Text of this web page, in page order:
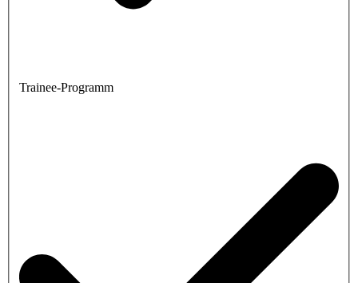
Trainee-Programm